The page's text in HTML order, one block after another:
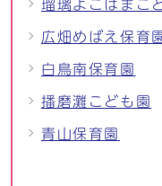
瑠璃よこはまこ
広畑めばえ保育
白鳥南保育園
播磨灘こども園
青山保育園